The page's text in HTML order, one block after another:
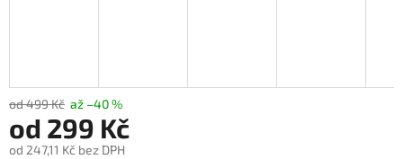
od 499 Kč až –40 %
od 299 Kč
od 247,11 Kč bez DPH